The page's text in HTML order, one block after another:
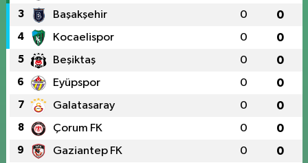
3 Başakşehir 0 0
4 Kocaelispor 0 0
5 Beşiktaş 0 0
6 Eyüpspor 0 0
7 Galatasaray 0 0
8 Çorum FK 0 0
9 Gaziantep FK 0 0